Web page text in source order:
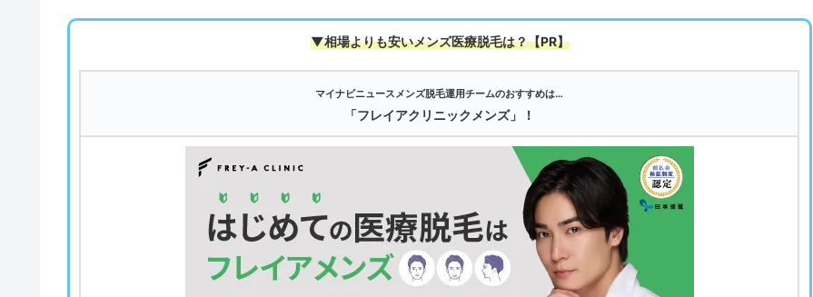
▼相場よりも安いメンズ医療脱毛は？【PR】
マイナビニュースメンズ脱毛運用チームのおすすめは…
「フレイアクリニックメンズ」！